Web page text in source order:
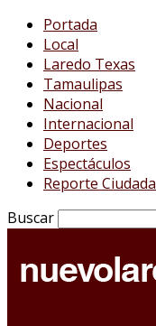
Portada
Local
Laredo Texas
Tamaulipas
Nacional
Internacional
Deportes
Espectáculos
Reporte
Buscar